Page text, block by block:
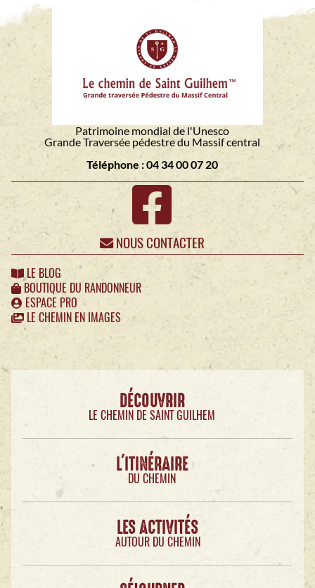
Patrimoine mondial de l'Unesco
Grande Traversée pédestre du Massif central
Téléphone : 04 34 00 07 20
NOUS CONTACTER
LE BLOG
BOUTIQUE DU RANDONNEUR
ESPACE PRO
LE CHEMIN EN IMAGES
DÉCOUVRIR
LE CHEMIN DE SAINT GUILHEM
L'ITINÉRAIRE
DU CHEMIN
LES ACTIVITÉS
AUTOUR DU CHEMIN